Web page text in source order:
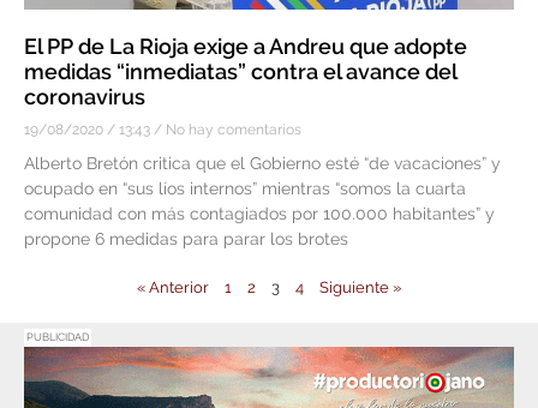
El PP de La Rioja exige a Andreu que adopte
medidas “inmediatas” contra el avance del
coronavirus
19/08/2020 13:43 No hay comentarios
Alberto Bretón critica que el Gobierno esté “de vacaciones” y
ocupado en “sus líos internos” mientras “somos la cuarta
comunidad con más contagiados por 100.000 habitantes” y
propone 6 medidas para parar los brotes
« Anterior 1 2 3 4 Siguiente »
PUBLICIDAD